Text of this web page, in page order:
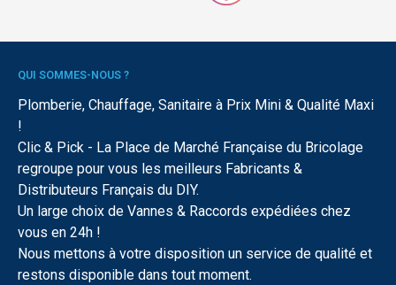
QUI SOMMES-NOUS ?
Plomberie, Chauffage, Sanitaire à Prix Mini & Qualité Maxi
!
Clic & Pick - La Place de Marché Française du Bricolage
regroupe pour vous les meilleurs Fabricants &
Distributeurs Français du DIY.
Un large choix de Vannes & Raccords expédiées chez
vous en 24h !
Nous mettons à votre disposition un service de qualité et
restons disponible dans tout moment.